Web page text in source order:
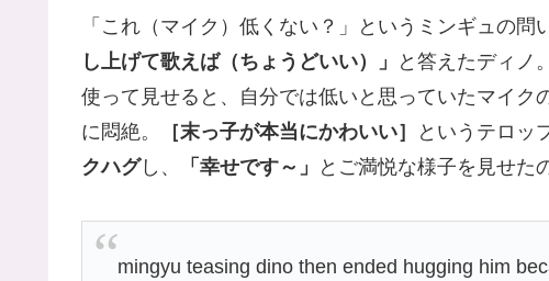
「これ（マイク）低くない？」というミンギュの問
し上げて歌えば（ちょうどいい）」
と答えたディノ
使って見せると、自分では低いと思っていたマイク
に悶絶。
［末っ子が本当にかわいい］ というテロッ
クハグし、 「幸せです～」 とご満悦な様子を見せた
mingyu teasing dino then ended hugging him